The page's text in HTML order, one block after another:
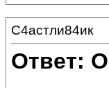
С4астли84ик
Ответ: